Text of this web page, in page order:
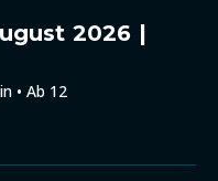
2026 |
• Ab 12